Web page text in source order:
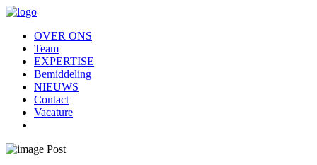
OVER ONS
Team
EXPERTISE
Bemiddeling
NIEUWS
Contact
Vacature